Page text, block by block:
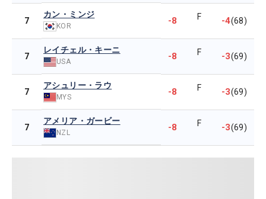
7
カン・ミンジ
KOR -8 F -4(68)
7
レイチェル・キーニ
USA -8 F -3(69)
7
アシュリー・ラウ
MYS -8 F -3(69)
7
アメリア・ガービー
NZL -8 F -3(69)